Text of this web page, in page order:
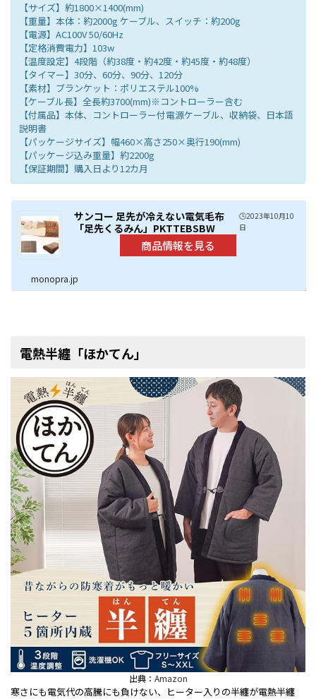
【サイズ】約1800×1400(mm)
【重量】本体：約2000g ケーブル、スイッチ：約200g
【電源】AC100V 50/60Hz
【定格消費電力】103w
【温度設定】4段階（約38度・約42度・約45度・約48度）
【タイマー】30分、60分、90分、120分
【素材】ブランケット：ポリエステル100%
【ケーブル長】全長約3700(mm)※コントローラー含む
【付属品】本体、コントローラー付電源ケーブル、収納袋、日本語
説明書
【パッケージサイズ】幅460×高さ250×奥行190(mm)
【パッケージ込み重量】約2200g
【保証期間】購入日より12カ月
サンコー 足先が冷えない電気毛布
「足先くるみん」PKTTEBSBW
🕒️2023年10月10
日
monopra.jp
電熱半纏「ほかてん」
出典： Amazon
寒さにも電気代の高騰にも負けない、ヒーター入りの半纏が電熱半纏